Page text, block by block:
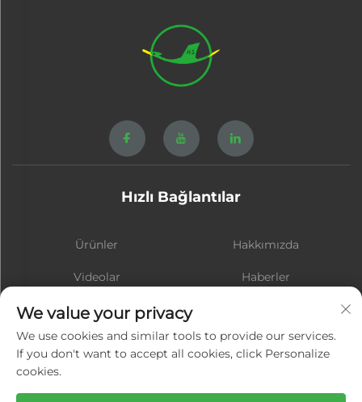
Hızlı Bağlantılar
Ürünler Hakkımızda
Videolar Haberler
İletişim
We value your privacy
We use cookies and similar tools to provide our services.
If you don't want to accept all cookies, click Personalize
cookies.